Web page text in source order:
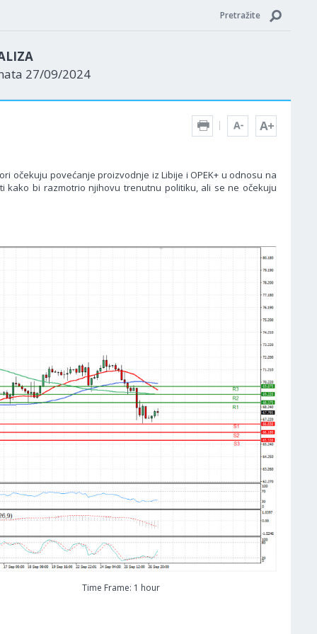
Pretražite
27/09/2024
očekuju povećanje proizvodnje iz Libije i OPEK+ u odnosu na
kako bi razmotrio njihovu trenutnu politiku, ali se ne očekuju
Time Frame: 1 hour